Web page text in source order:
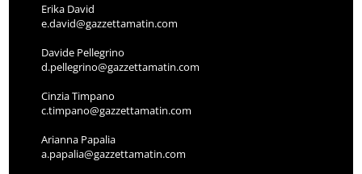
Erika David
e.david@gazzettamatin.com
Davide Pellegrino
d.pellegrino@gazzettamatin.com
Cinzia Timpano
c.timpano@gazzettamatin.com
Arianna Papalia
a.papalia@gazzettamatin.com